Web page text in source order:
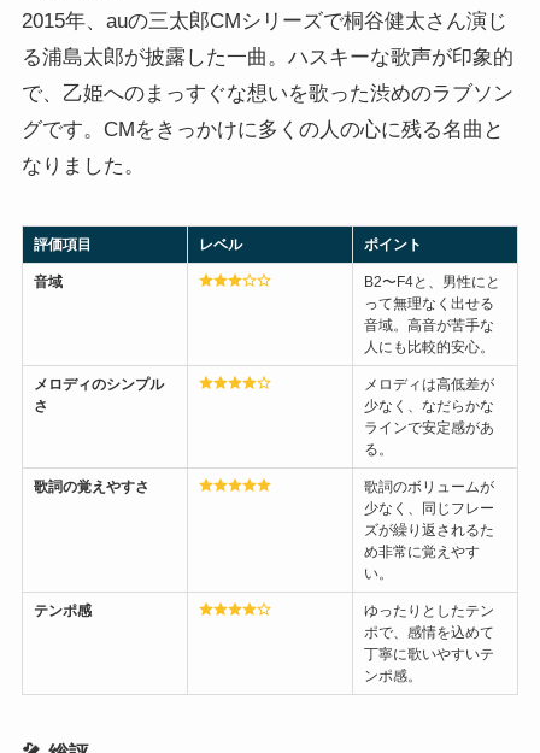
2015年、auの三太郎CMシリーズで桐谷健太さん演じ
る浦島太郎が披露した一曲。ハスキーな歌声が印象的
で、乙姫へのまっすぐな想いを歌った渋めのラブソン
グです。CMをきっかけに多くの人の心に残る名曲と
なりました。
評価項目 レベル ポイント
音域
B2〜F4と、男性にと
って無理なく出せる
音域。高音が苦手な
人にも比較的安心。
メロディのシンプル
さ
メロディは高低差が
少なく、なだらかな
ラインで安定感があ
る。
歌詞の覚えやすさ
歌詞のボリュームが
少なく、同じフレー
ズが繰り返されるた
め非常に覚えやす
い。
テンポ感
ゆったりとしたテン
ポで、感情を込めて
丁寧に歌いやすいテ
ンポ感。